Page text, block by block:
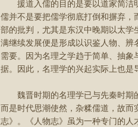
援道入儒的目的是要以道家简洁
儒并不是要把儒学彻底打倒和摒弃
部的批判，尤其是东汉中晚期以太
满继续发展便是形成以识鉴人物、
需要。因为名理之学趋于简单、抽
据。因此，名理学的兴起实际上也
魏晋时期的名理学已与先秦时期
而是时代思潮使然，杂糅儒道，故
志》。《人物志》虽为一种专门的